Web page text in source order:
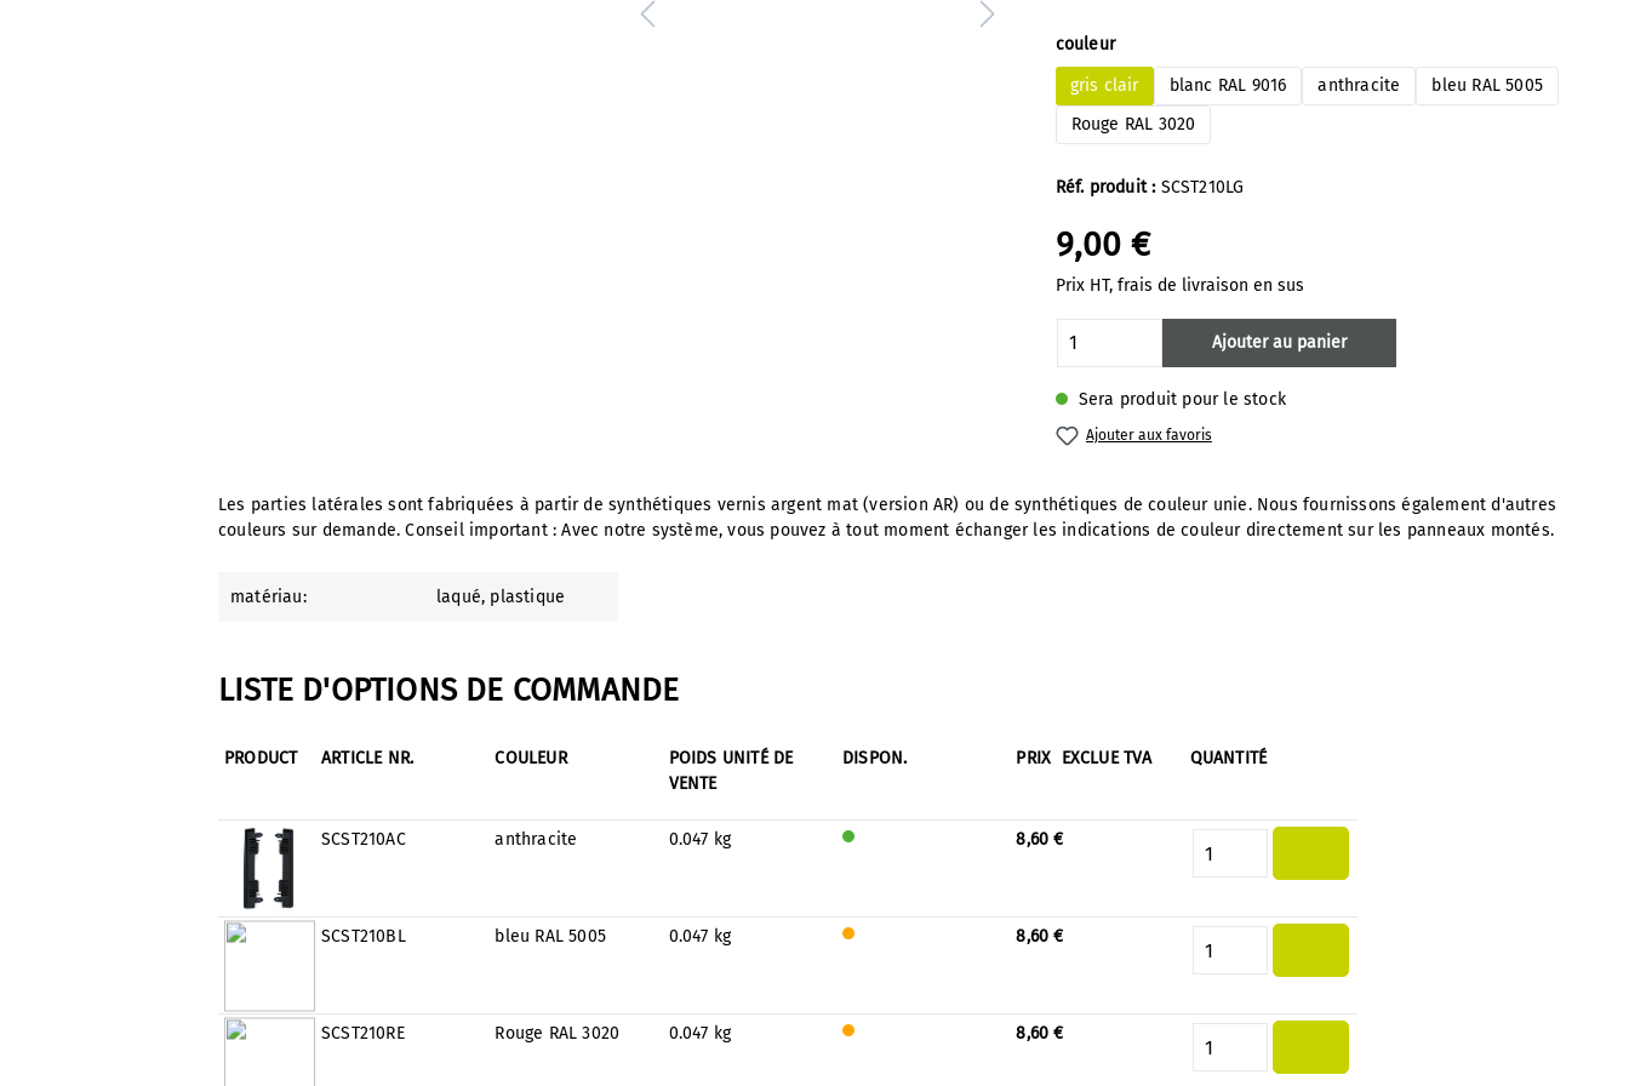
Réf. produit : SCST210LG
9,00 €
Prix HT, frais de livraison en sus
Sera produit pour le stock
Sélectionnez
couleur
gris clair
blanc RAL 9016 anthracite
bleu RAL 5005
Rouge RAL 3020
Quantité de produit : Entrez la quantité
Ajouter au panier
Ajouter aux favoris
Les parties latérales sont fabriquées à partir de synthétiques vernis argent mat (version AR) ou de synthétiques de couleur unie. Nous fournissons également d'autres
couleurs sur demande. Conseil important : Avec notre système, vous pouvez à tout moment échanger les indications de couleur directement sur les panneaux montés.
matériau: laqué, plastique
LISTE D'OPTIONS DE COMMANDE
PRODUCT ARTICLE NR. COULEUR
POIDS UNITÉ DE
VENTE
DISPON. PRIX EXCLUE TVA QUANTITÉ
SCST210AC anthracite 0.047 kg
pour
8,60 € Quantité de produit : Entrez la
SCST210BL bleu RAL 5005 0.047 kg
left
8,60 € Quantité de produit : Entrez la
SCST210RE Rouge RAL 3020 0.047 kg 8,60 € Quantité de produit : Entrez la